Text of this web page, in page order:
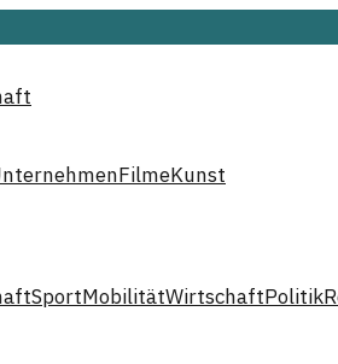
FilmeKunst
SportMobilitätWirtschaftPolitik